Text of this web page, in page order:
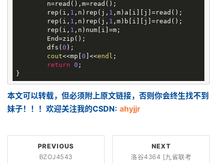
	rep(i,
1 ,n)rep(j, 1 ,m)a[i][j]=read();
	rep(i,
1 ,n)rep(j, 1 ,m)b[i][j]=read();
	rep(i,
1 ,n)num[i]=m;
	dfs(
0 );
cout<<mp[0 ]<<endl ;
return 0 ;
本文可以转载，但必须附上原文链接，否则你会终生找不到
妹子！！！欢迎关注我的CSDN: ahyjjr
PREVIOUS
BZOJ4543
NEXT
洛谷4364 [九省联考